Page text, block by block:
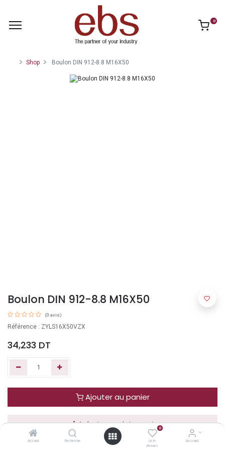
Accueil Recherche
0
Liste
d'envies
Account
0
Shop Boulon DIN 912-8.8 M16X50
Boulon DIN 912-8.8 M16X50
(0 avis)
Référence : ZYLS16X50VZX
34,233 DT
Ajouter au panier
Acheter maintenant